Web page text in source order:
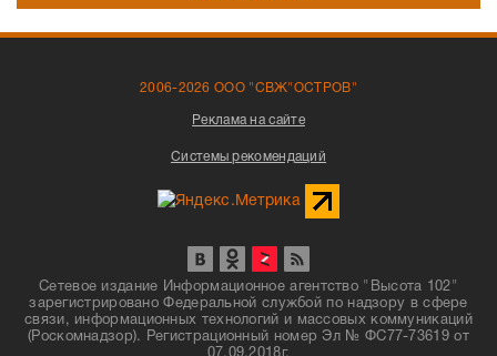
2006-2026 ООО "СВЖ"ОСТРОВ"
Реклама на сайте
Системы рекомендаций
Сетевое издание Информационное агентство "Высота 102"
зарегистрировано Федеральной службой по надзору в сфере
связи, информационных технологий и массовых коммуникаций
(Роскомнадзор). Регистрационный номер Эл № ФС77-73619 от